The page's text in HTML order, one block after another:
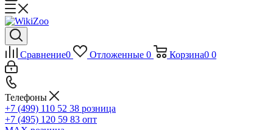
Сравнение0 Отложенные 0 Корзина0 0
Телефоны
+7 (499) 110 52 38 розница
+7 (495) 120 59 83 опт